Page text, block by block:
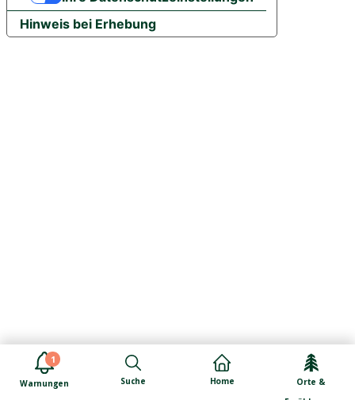
1
Warnungen Suche Home
Orte &
Hinweis bei Erhebung